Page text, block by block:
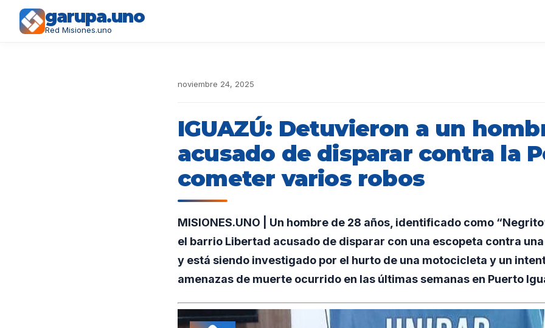
garupa.uno
Red Misiones.uno
noviembre 24, 2025
IGUAZÚ: Detuvieron a un
acusado de disparar contra la
cometer varios robos
MISIONES.UNO | Un hombre de 28 años, identificado como
el barrio Libertad acusado de disparar con una escopeta contra
y está siendo investigado por el hurto de una motocicleta y un
amenazas de muerte ocurrido en las últimas semanas en Puerto